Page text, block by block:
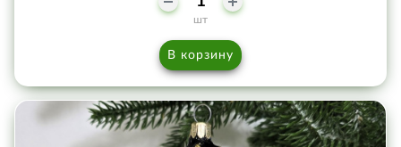
шт
В корзину